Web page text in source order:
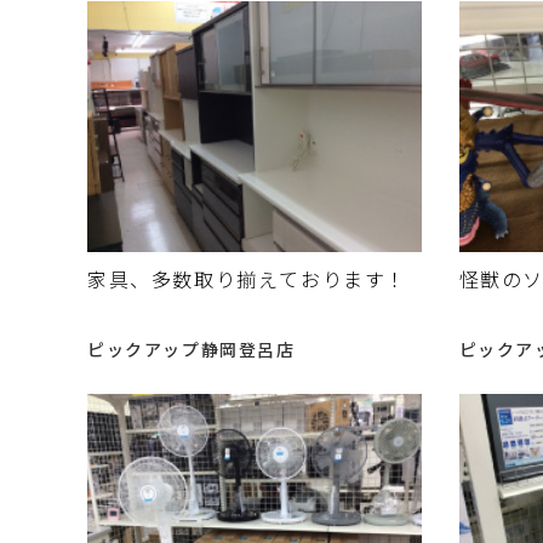
家具、多数取り揃えております！
ピックアップ静岡登呂店
怪獣の
ピックア